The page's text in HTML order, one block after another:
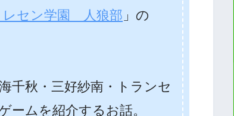
レセン学園 人狼部 」の
千秋・三好紗南・トランセ
ームを紹介するお話。